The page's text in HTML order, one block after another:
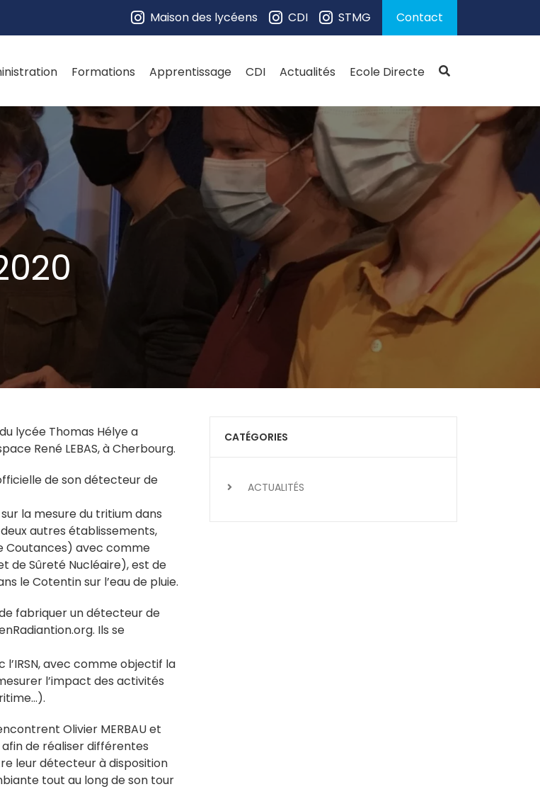
Maison des lycéens CDI STMG Contact
Formations Apprentissage CDI Actualités Ecole Directe
lycée Thomas Hélye a
René LEBAS, à Cherbourg.
de son détecteur de
la mesure du tritium dans
autres établissements,
Coutances) avec comme
de Sûreté Nucléaire), est de
le Cotentin sur l’eau de pluie.
fabriquer un détecteur de
Ils se
avec comme objectif la
l’impact des activités
Olivier MERBAU et
de réaliser différentes
leur détecteur à disposition
tout au long de son tour
CATÉGORIES
ACTUALITÉS